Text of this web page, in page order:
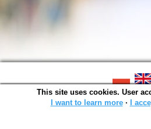
SOWA OPAC v. 6.11.10
Generated in 0,0014
This site uses cookies. User
I want to learn more∙ I